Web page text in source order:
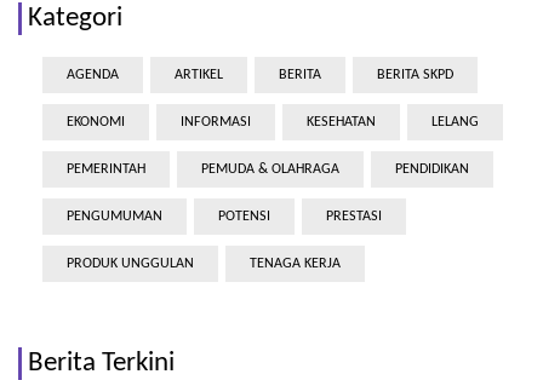
Kategori
AGENDA ARTIKEL BERITA BERITA SKPD
EKONOMI INFORMASI KESEHATAN LELANG
PEMERINTAH PEMUDA & OLAHRAGA PENDIDIKAN
PENGUMUMAN POTENSI PRESTASI
PRODUK UNGGULAN TENAGA KERJA
Berita Terkini